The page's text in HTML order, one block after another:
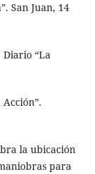
San Juan, 14
“La
la ubicación
para